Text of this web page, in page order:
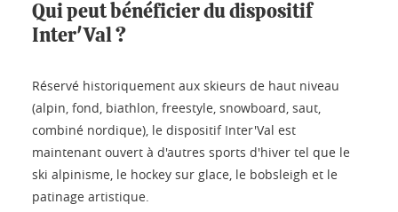
Qui peut bénéficier du dispositif
Inter'Val ?
Réservé historiquement aux skieurs de haut niveau
(alpin, fond, biathlon, freestyle, snowboard, saut,
combiné nordique), le dispositif Inter'Val est
maintenant ouvert à d'autres sports d'hiver tel que le
ski alpinisme, le hockey sur glace, le bobsleigh et le
patinage artistique.